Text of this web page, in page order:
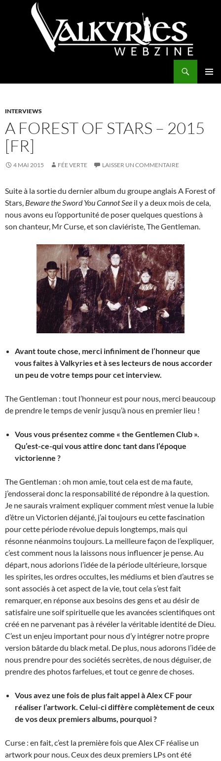
INTERVIEWS
A FOREST OF STARS – 2015
[FR]
4 MAI 2015 FÉE VERTE LAISSER UN COMMENTAIRE
Suite à la sortie du dernier album du groupe anglais A Forest of
Stars, Beware the Sword You Cannot See il y a deux mois de cela,
nous avons eu l’opportunité de poser quelques questions à
son chanteur, Mr Curse, et son claviériste, The Gentleman.
Avant toute chose, merci infiniment de l’honneur que
vous faites à Valkyries et à ses lecteurs de nous accorder
un peu de votre temps pour cet interview.
The Gentleman : tout l’honneur est pour nous, merci beaucoup
de prendre le temps de venir jusqu’à nous en premier lieu !
Vous vous présentez comme « the Gentlemen Club ».
Qu’est-ce-qui vous attire donc tant dans l’époque
victorienne ?
The Gentleman : oh mon amie, tout cela est de ma faute,
j’endosserai donc la responsabilité de répondre à la question.
Je ne saurais vraiment expliquer comment m’est venue la lubie
d’être un Victorien déjanté, j’ai toujours eu cette fascination
pour cette période révolue depuis longtemps, mais qui
résonne néanmoins toujours. La meilleure façon de l’expliquer,
c’est comment nous la laissons nous influencer je pense. Au
départ, nous adorions l’idée de la période ultérieure, lorsque
les spirites, les ordres occultes, les médiums et bien d’autres se
sont associés à cet aspect de la vie, tout cela s’est fait
remarquer, en réponse aux besoins des gens et au désir de
satisfaire une soif spirituelle que les avancées scientifiques ont
créé en ne parvenant pas à révéler la véritable identité de Dieu.
C’est un enjeu important pour nous d’y intégrer notre propre
version bâtarde du black metal. De plus, nous adorons l’idée de
nous prendre pour des sociétés secrètes, de nous déguiser, de
prendre des photos farfelues, et tout ce genre de choses.
Vous avez une fois de plus fait appel à Alex CF pour
réaliser l’artwork. Celui-ci diffère complètement de ceux
de vos deux premiers albums, pourquoi ?
Curse : en fait, c’est la première fois que Alex CF réalise un
artwork pour nous. Ceux des deux premiers LPs ont été